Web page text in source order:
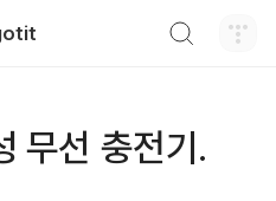
무선 충전기.